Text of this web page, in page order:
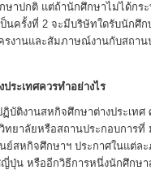
ษาปกติ แต่ถ้านักศึกษาไม่ได้กร
ป็นครั้งที่ 2 จะมีบริษัทใดรับนักศึ
รงานและสัมภาษณ์งานกับสถาน
ระเทศควรทำอย่างไร
ฏิบัติงานสหกิจศึกษาต่างประเท
ยาลัยหรือสถานประกอบการที่
ย์สหกิจศึกษาฯ ประกาศในแต่ล
ญี่ปุ่น หรืออีกวิธีการหนึ่งนักศึกษ